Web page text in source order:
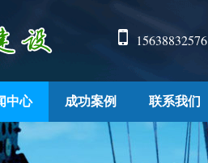
15638832576
中心 成功案例 联系我们